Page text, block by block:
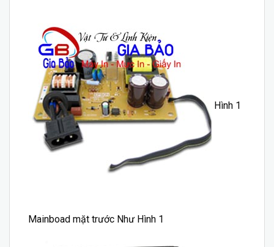
Hình 1
Mainboad mặt trước Như Hình 1